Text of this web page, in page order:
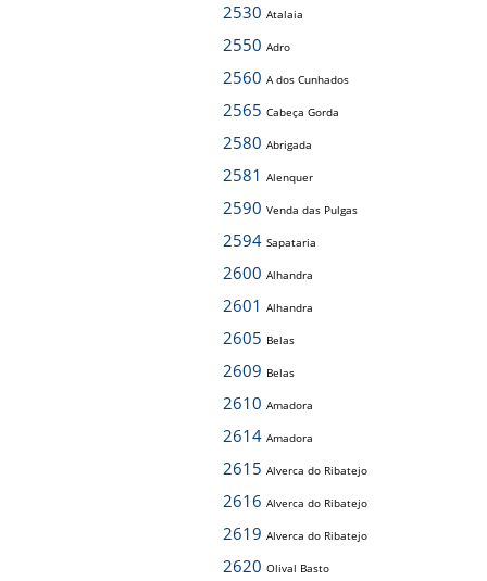
2530 Atalaia
2550 Adro
2560 A dos Cunhados
2565 Cabeça Gorda
2580 Abrigada
2581 Alenquer
2590 Venda das Pulgas
2594 Sapataria
2600 Alhandra
2601 Alhandra
2605 Belas
2609 Belas
2610 Amadora
2614 Amadora
2615 Alverca do Ribatejo
2616 Alverca do Ribatejo
2619 Alverca do Ribatejo
2620 Olival Basto